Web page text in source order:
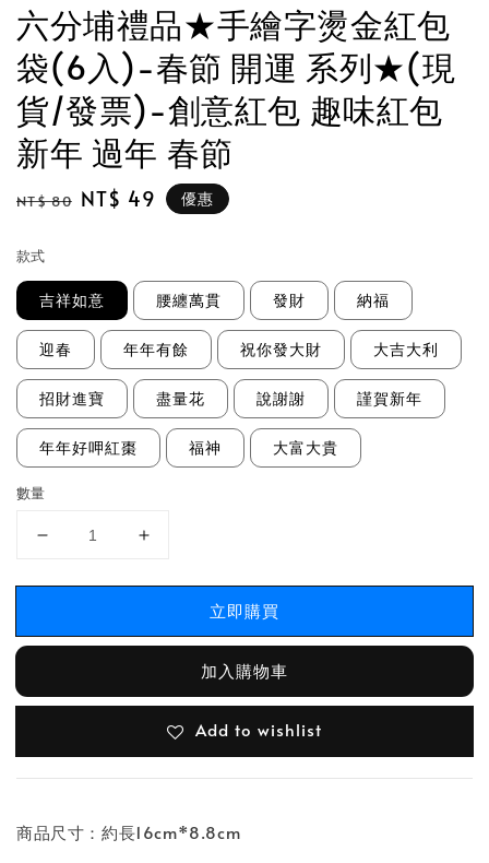
六分埔禮品★手繪字燙金紅包
袋(6入)-春節 開運 系列★(現
貨/發票)-創意紅包 趣味紅包
新年 過年 春節
Regular
NT$ 80 Sale
NT$ 49 優惠
款式
吉祥如意 腰纏萬貫 發財 納福
迎春 年年有餘 祝你發大財 大吉大利
招財進寶 盡量花 說謝謝 謹賀新年
年年好呷紅棗 福神 大富大貴
數量
立即購買
加入購物車
Add to wishlist
商品尺寸：約長16cm*8.8cm